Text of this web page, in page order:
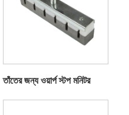
তাঁতের জন্য ওয়ার্প স্টপ মনিটর